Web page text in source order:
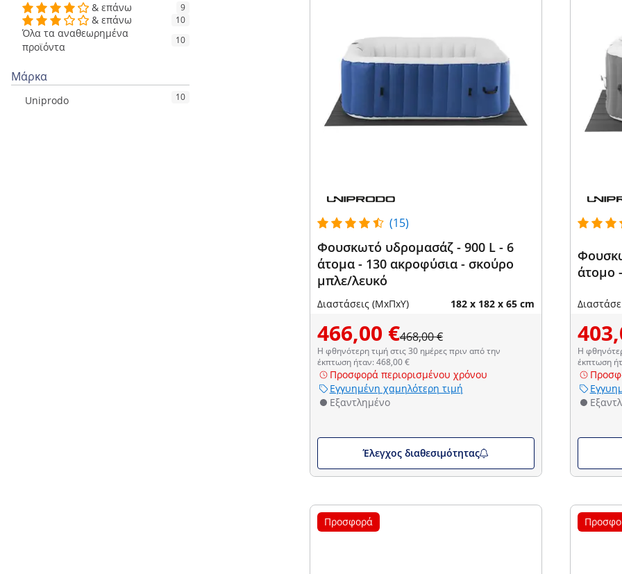
& επάνω 9
& επάνω 10
Όλα τα αναθεωρημένα
προϊόντα
10
Μάρκα
Uniprodo 10
(15)
Φουσκωτό υδρομασάζ - 900 L - 6
άτομα - 130 ακροφύσια - σκούρο
μπλε/λευκό
Διαστάσεις (ΜxΠxΥ) 182 x 182 x 65 cm
466,00 €468,00 €
Η φθηνότερη τιμή στις 30 ημέρες πριν από την
έκπτωση ήταν: 468,00 €
Προσφορά περιορισμένου χρόνου
Εγγυημένη χαμηλότερη τιμή
Εξαντλημένο
Έλεγχος διαθεσιμότητας
άτομο
Η
έκπτωση
Προσφορά